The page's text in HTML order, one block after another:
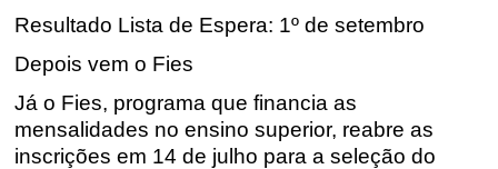
Resultado Lista de Espera: 1º de setembro
Depois vem o Fies
Já o Fies, programa que financia as
mensalidades no ensino superior, reabre as
inscrições em 14 de julho para a seleção do